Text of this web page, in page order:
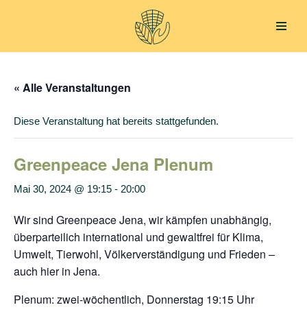
Inhalt
« Alle Veranstaltungen
Diese Veranstaltung hat bereits stattgefunden.
Greenpeace Jena Plenum
Mai 30, 2024 @ 19:15 - 20:00
Wir sind Greenpeace Jena, wir kämpfen unabhängig,
überparteilich international und gewaltfrei für Klima,
Umwelt, Tierwohl, Völkerverständigung und Frieden –
auch hier in Jena.
Plenum: zwei-wöchentlich, Donnerstag 19:15 Uhr